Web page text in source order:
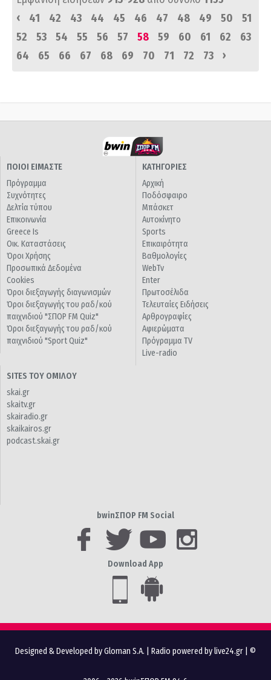
‹
41 42 43 44 45 46 47 48 49 50
51
52
53 54 55 56 57 58 59 60 61 62
63
64
65 66 67 68 69 70 71 72 73 ›
ΠΟΙΟΙ ΕΙΜΑΣΤΕ
Πρόγραμμα
Συχνότητες
Δελτία τύπου
Επικοινωνία
Greece Is
Οικ. Καταστάσεις
Όροι Χρήσης
Προσωπικά Δεδομένα
Cookies
Όροι διεξαγωγής διαγωνισμών
Όροι διεξαγωγής του ραδ/κού
παιχνιδιού "ΣΠΟΡ FM Quiz"
Όροι διεξαγωγής του ραδ/κού
παιχνιδιού "Sport Quiz"
ΚΑΤΗΓΟΡΙΕΣ
Αρχική
Ποδόσφαιρο
Μπάσκετ
Αυτοκίνητο
Sports
Επικαιρότητα
Βαθμολογίες
WebTv
Enter
Πρωτοσέλιδα
Τελευταίες Ειδήσεις
Αρθρογραφίες
Αφιερώματα
Πρόγραμμα TV
Live-radio
SITES ΤΟΥ ΟΜΙΛΟΥ
skai.gr
skaitv.gr
skairadio.gr
skaikairos.gr
podcast.skai.gr
bwinΣΠΟΡ FM Social
Download App
Designed & Developed by Gloman S.A. Radio powered by live24.gr | ©